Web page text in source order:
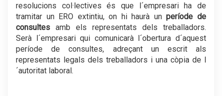
resolucions col·lectives és que l´empresari ha de
tramitar un ERO extintiu, on hi haurà unperíode de
consultes amb els representats dels treballadors.
Serà l´empresari qui comunicarà l´obertura d´aquest
període de consultes, adreçant un escrit als
representats legals dels treballadors i una còpia de l
´autoritat laboral.